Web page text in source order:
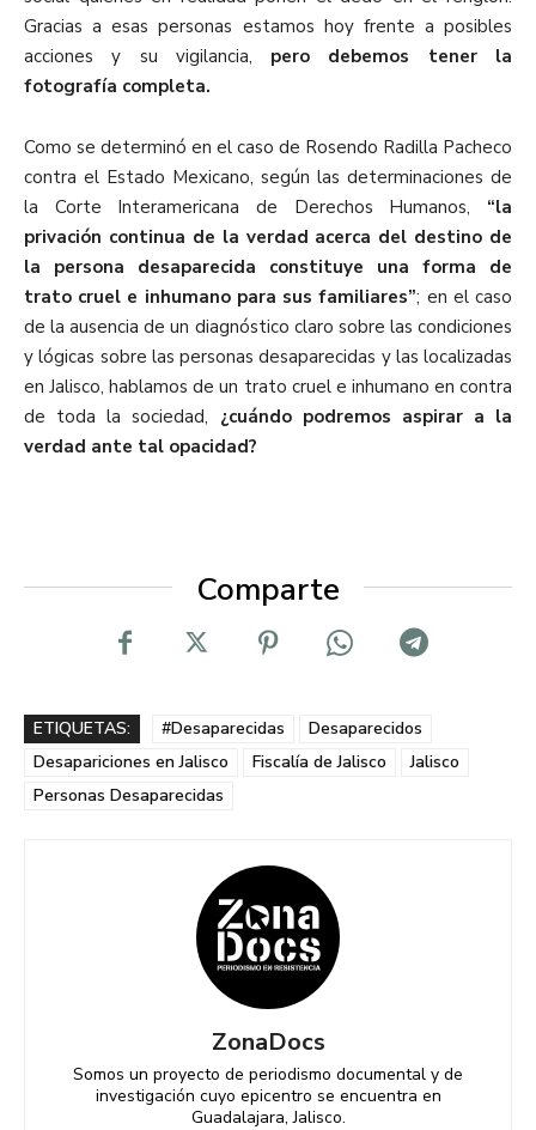
Gracias a esas personas estamos hoy frente a posibles
acciones y su vigilancia, pero debemos tener la
fotografía completa.
Como se determinó en el caso de Rosendo Radilla Pacheco
contra el Estado Mexicano, según las determinaciones de
la Corte Interamericana de Derechos Humanos, “la
privación continua de la verdad acerca del destino de
la persona desaparecida constituye una forma de
trato cruel e inhumano para sus familiares”; en el caso
de la ausencia de un diagnóstico claro sobre las condiciones
y lógicas sobre las personas desaparecidas y las localizadas
en Jalisco, hablamos de un trato cruel e inhumano en contra
de toda la sociedad, ¿cuándo podremos aspirar a la
verdad ante tal opacidad?
Comparte
ETIQUETAS: #Desaparecidas
Desaparecidos
Desapariciones en Jalisco
Fiscalía de Jalisco
Jalisco
Personas Desaparecidas
ZonaDocs
Somos un proyecto de periodismo documental y de
investigación cuyo epicentro se encuentra en
Guadalajara, Jalisco.